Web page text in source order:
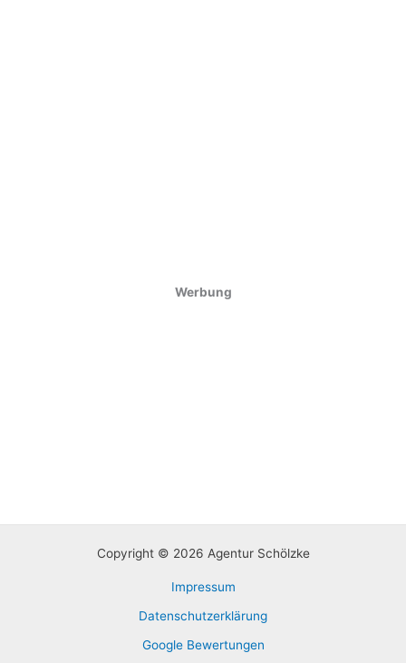
Werbung
Copyright © 2026 Agentur Schölzke
Impressum
Datenschutzerklärung
Google Bewertungen